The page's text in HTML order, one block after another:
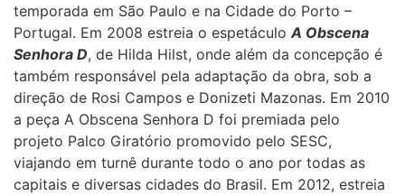
temporada em São Paulo e na Cidade do Porto –
Portugal. Em 2008 estreia o espetáculoA Obscena
Senhora D, de Hilda Hilst, onde além da concepção é
também responsável pela adaptação da obra, sob a
direção de Rosi Campos e Donizeti Mazonas. Em 2010
a peça A Obscena Senhora D foi premiada pelo
projeto Palco Giratório promovido pelo SESC,
viajando em turnê durante todo o ano por todas as
capitais e diversas cidades do Brasil. Em 2012, estreia